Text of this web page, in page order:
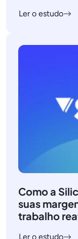
Ler o estudo
Como a
suas
trabalho
Ler o estudo